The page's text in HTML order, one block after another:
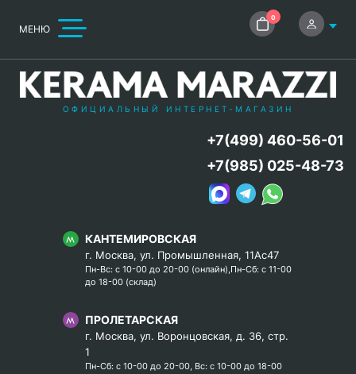
МЕНЮ
0
ОФИЦИАЛЬНЫЙ ИНТЕРНЕТ-МАГАЗИН
КАНТЕМИРОВСКАЯ
г. Москва, ул. Промышленная, 11Ас47
Пн-Вс: с 10-00 до 20-00 (онлайн),Пн-Сб: с 11-00
до 18-00 (склад)
ПРОЛЕТАРСКАЯ
г. Москва, ул. Воронцовская, д. 36, стр.
1
Пн-Сб: с 10-00 до 20-00, Вс: с 10-00 до 18-00
+7(499) 460-56-01
+7(985) 025-48-73